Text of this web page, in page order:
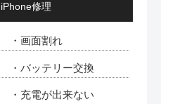
iPhone修理
・画面割れ
・バッテリー交換
・充電が出来ない